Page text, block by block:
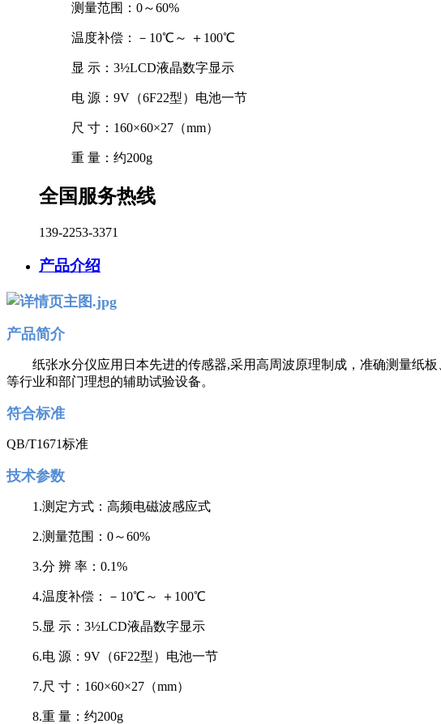
测量范围： 0～60%
温度补偿： －10℃～ ＋100℃
显 示： 3½LCD液晶数字显示
电 源： 9V（6F22型）电池一节
尺 寸： 160×60×27（mm）
重 量： 约200g
全国服务热线
139-2253-3371
产品介绍
产品简介
纸张水分仪应用日本先进的传感器,采用高周波原理制成，准确测量纸板
等行业和部门理想的辅助试验设备。
符合标准
QB/T1671标准
技术参数
1.测定方式：高频电磁波感应式
2.测量范围：0～60%
3.分 辨 率：0.1%
4.温度补偿：－10℃～ ＋100℃
5.显 示：3½LCD液晶数字显示
6.电 源：9V（6F22型）电池一节
7.尺 寸：160×60×27（mm）
8.重 量：约200g